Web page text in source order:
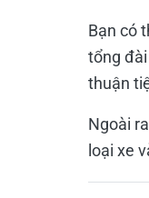
Bạn có
tổng
thuận
Ngoài
loại xe